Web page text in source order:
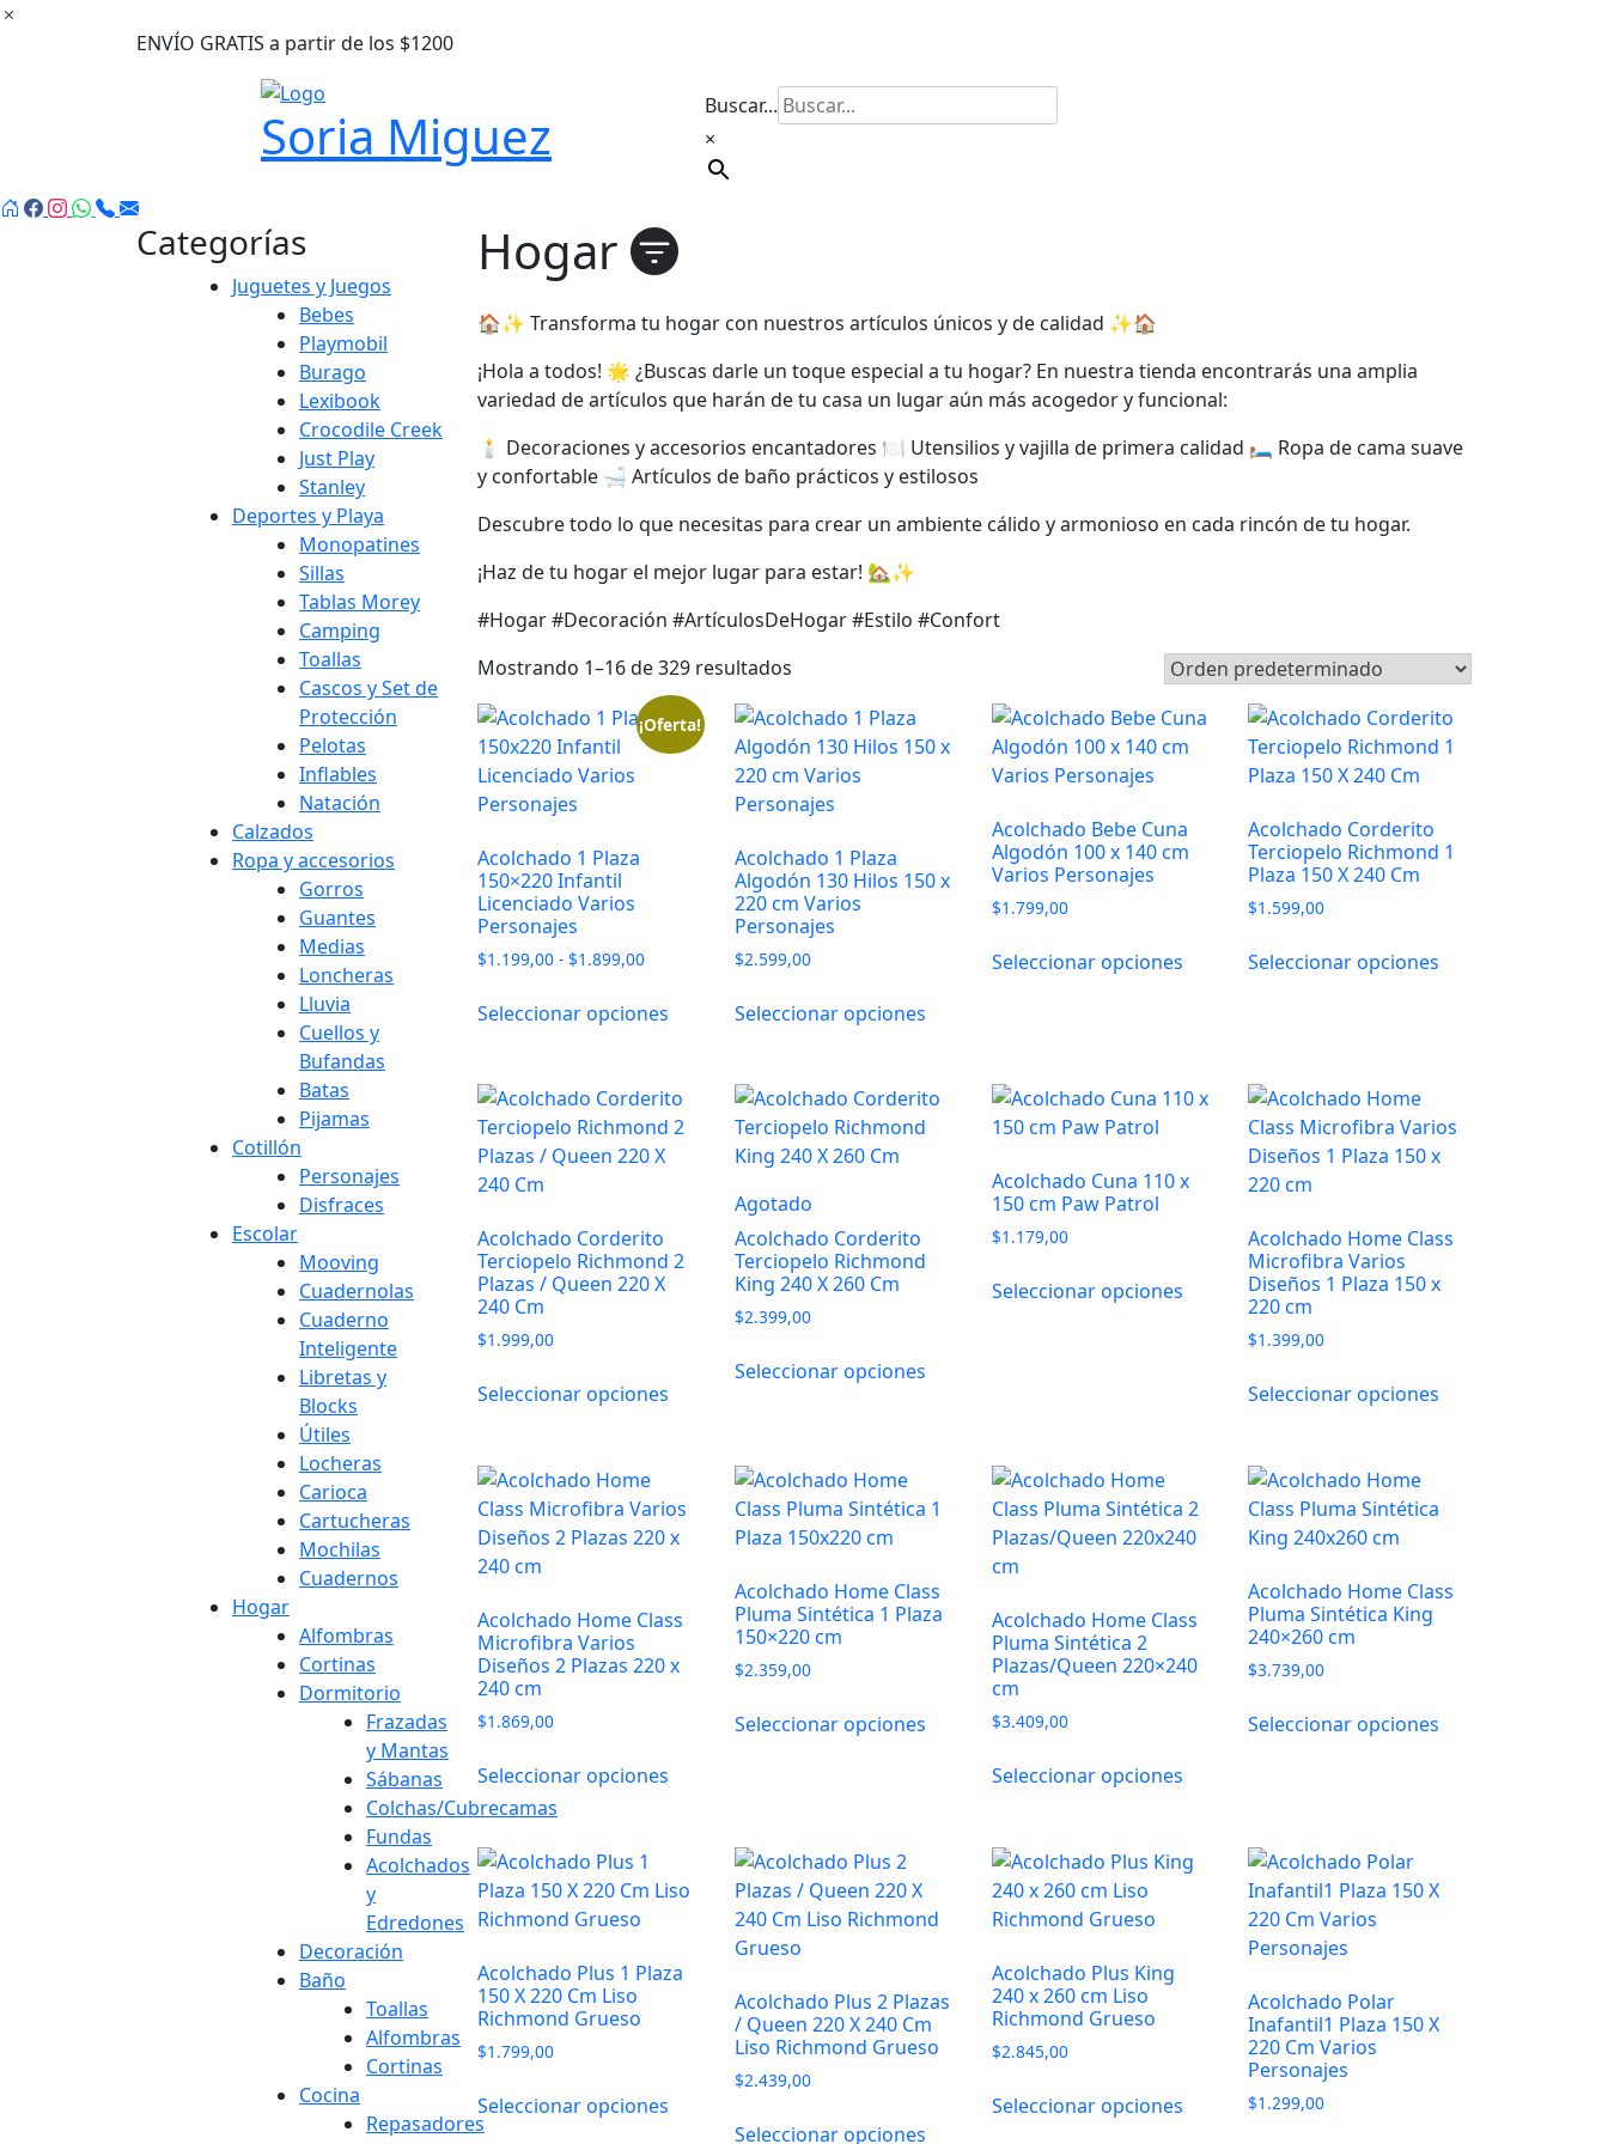
Ir
ENVÍO GRATIS a partir de los $1200
Soria Miguez
Buscar...
×
Categorías
Juguetes y Juegos
Bebes
Playmobil
Burago
Lexibook
Crocodile Creek
Just Play
Stanley
Deportes y Playa
Monopatines
Sillas
Tablas Morey
Camping
Toallas
Cascos y Set de
Protección
Pelotas
Inflables
Natación
Calzados
Ropa y accesorios
Gorros
Guantes
Medias
Loncheras
Lluvia
Cuellos y
Bufandas
Batas
Pijamas
Cotillón
Personajes
Disfraces
Escolar
Mooving
Cuadernolas
Cuaderno
Inteligente
Libretas y
Blocks
Útiles
Locheras
Carioca
Cartucheras
Mochilas
Cuadernos
Hogar
Alfombras
Cortinas
Dormitorio
Frazadas
y Mantas
Sábanas
Colchas/Cubrecamas
Fundas
Acolchados
y
Edredones
Decoración
Baño
Toallas
Alfombras
Cortinas
Cocina
Repasadores
Hogar
🏠✨ Transforma tu hogar con nuestros artículos únicos y de calidad ✨🏠
¡Hola a todos! 🌟 ¿Buscas darle un toque especial a tu hogar? En nuestra tienda encontrarás una amplia
variedad de artículos que harán de tu casa un lugar aún más acogedor y funcional:
🕯️ Decoraciones y accesorios encantadores 🍽️ Utensilios y vajilla de primera calidad 🛏️ Ropa de cama suave
y confortable 🛁 Artículos de baño prácticos y estilosos
Descubre todo lo que necesitas para crear un ambiente cálido y armonioso en cada rincón de tu hogar.
¡Haz de tu hogar el mejor lugar para estar! 🏡✨
#Hogar #Decoración #ArtículosDeHogar #Estilo #Confort
Mostrando 1–16 de 329 resultados
¡Oferta!
Acolchado 1 Plaza
150×220 Infantil
Licenciado Varios
Personajes
$1.199,00 - $1.899,00Rango
precios:
$1.899,00
Seleccionar opciones
Acolchado 1 Plaza
Algodón 130 Hilos 150 x
220 cm Varios
Personajes
$2.599,00
Seleccionar opciones
Acolchado Bebe Cuna
Algodón 100 x 140 cm
Varios Personajes
$1.799,00
Seleccionar opciones
Acolchado Corderito
Terciopelo Richmond 1
Plaza 150 X 240 Cm
$1.599,00
Seleccionar opciones
Acolchado Corderito
Terciopelo Richmond 2
Plazas / Queen 220 X
240 Cm
$1.999,00
Seleccionar opciones
Agotado
Acolchado Corderito
Terciopelo Richmond
King 240 X 260 Cm
$2.399,00
Seleccionar opciones
Acolchado Cuna 110 x
150 cm Paw Patrol
$1.179,00
Seleccionar opciones
Acolchado Home Class
Microfibra Varios
Diseños 1 Plaza 150 x
220 cm
$1.399,00
Seleccionar opciones
Acolchado Home Class
Microfibra Varios
Diseños 2 Plazas 220 x
240 cm
$1.869,00
Seleccionar opciones
Acolchado Home Class
Pluma Sintética 1 Plaza
150×220 cm
$2.359,00
Seleccionar opciones
Acolchado Home Class
Pluma Sintética 2
Plazas/Queen 220×240
cm
$3.409,00
Seleccionar opciones
Acolchado Home Class
Pluma Sintética King
240×260 cm
$3.739,00
Seleccionar opciones
Acolchado Plus 1 Plaza
150 X 220 Cm Liso
Richmond Grueso
$1.799,00
Seleccionar opciones
Acolchado Plus 2 Plazas
/ Queen 220 X 240 Cm
Liso Richmond Grueso
$2.439,00
Seleccionar opciones
Acolchado Plus King
240 x 260 cm Liso
Richmond Grueso
$2.845,00
Seleccionar opciones
Acolchado Polar
Inafantil1 Plaza 150 X
220 Cm Varios
Personajes
$1.299,00